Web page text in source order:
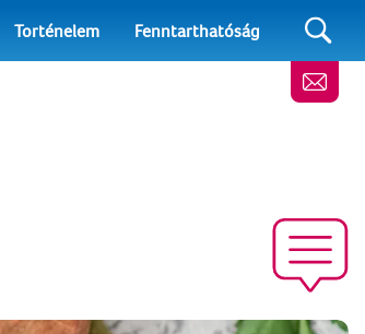
Torténelem Fenntarthatóság